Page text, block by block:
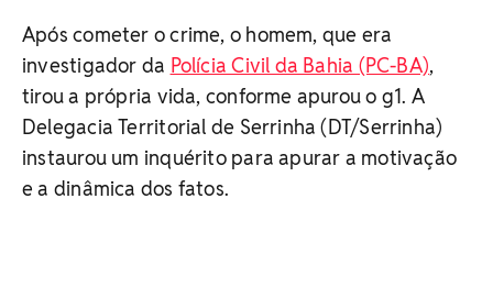
Após cometer o crime, o homem, que era
investigador da Polícia Civil da Bahia (PC-BA),
tirou a própria vida, conforme apurou o g1. A
Delegacia Territorial de Serrinha (DT/Serrinha)
instaurou um inquérito para apurar a motivação
e a dinâmica dos fatos.